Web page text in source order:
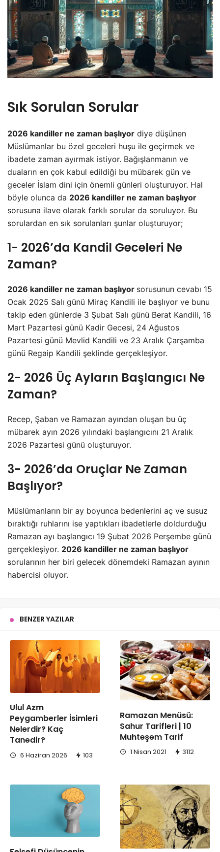
Sık Sorulan Sorular
2026 kandiller ne zaman başlıyor diye düşünen
Müslümanlar bu özel geceleri huşu ile geçirmek ve
ibadete zaman ayırmak istiyor. Bağışlanmanın ve
duaların en çok kabul edildiği bu mübarek gün ve
geceler İslam dini için önemli günleri oluşturuyor. Hal
böyle olunca da 2026 kandiller ne zaman başlıyor
sorusuna ilave olarak farklı sorular da soruluyor. Bu
sorulardan en sık sorulanları şunlar oluşturuyor;
1- 2026’da Kandil Geceleri Ne
Zaman?
2026 kandiller ne zaman başlıyor sorusunun cevabı 15
Ocak 2025 Salı günü Miraç Kandili ile başlıyor ve bunu
takip eden günlerde 3 Şubat Salı günü Berat Kandili, 16
Mart Pazartesi günü Kadir Gecesi, 24 Ağustos
Pazartesi günü Mevlid Kandili ve 23 Aralık Çarşamba
günü Regaip Kandili şeklinde gerçekleşiyor.
2- 2026 Üç Ayların Başlangıcı Ne
Zaman?
Recep, Şaban ve Ramazan ayından oluşan bu üç
mübarek ayın 2026 yılındaki başlangıcını 21 Aralık
2026 Pazartesi günü oluşturuyor.
3- 2026’da Oruçlar Ne Zaman
Başlıyor?
Müslümanların bir ay boyunca bedenlerini aç ve susuz
bıraktığı ruhlarını ise yaptıkları ibadetlerle doldurduğu
Ramazan ayı başlangıcı 19 Şubat 2026 Perşembe günü
gerçekleşiyor. 2026 kandiller ne zaman başlıyor
sorularının her biri gelecek dönemdeki Ramazan ayının
habercisi oluyor.
BENZER YAZILAR
Ulul Azm
Peygamberler İsimleri
Nelerdir? Kaç
Tanedir?
6 Haziran 2026 103
Ramazan Menüsü:
Sahur Tarifleri | 10
Muhteşem Tarif
1 Nisan 2021 3112